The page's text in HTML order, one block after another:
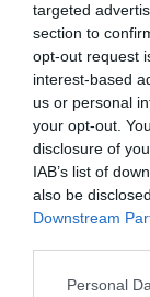
targeted
section to
opt-out request
interest-based
us or personal
your opt-out.
disclosure of
IAB’s list of
also be
Downstream
Personal
del
José
Vox
y